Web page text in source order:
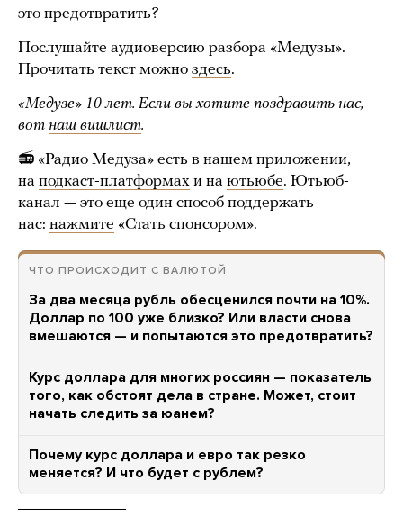
это предотвратить?
Послушайте аудиоверсию разбора «Медузы».
Прочитать текст можно здесь.
«Медузе» 10 лет. Если вы хотите поздравить нас,
вот наш вишлист.
📻 «Радио Медуза» есть в нашем приложении,
на подкаст-платформах и на ютьюбе. Ютьюб-
канал — это еще один способ поддержать
нас: нажмите «Стать спонсором».
ЧТО ПРОИСХОДИТ С ВАЛЮТОЙ
За два месяца рубль обесценился почти на 10%.
Доллар по 100 уже близко? Или власти снова
вмешаются — и попытаются это предотвратить?
Курс доллара для многих россиян — показатель
того, как обстоят дела в стране. Может, стоит
начать следить за юанем?
Почему курс доллара и евро так резко
меняется? И что будет с рублем?